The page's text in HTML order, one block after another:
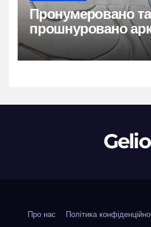
Пронумеровано та
прошнуровано
сторінок: повний
Про нас Політика